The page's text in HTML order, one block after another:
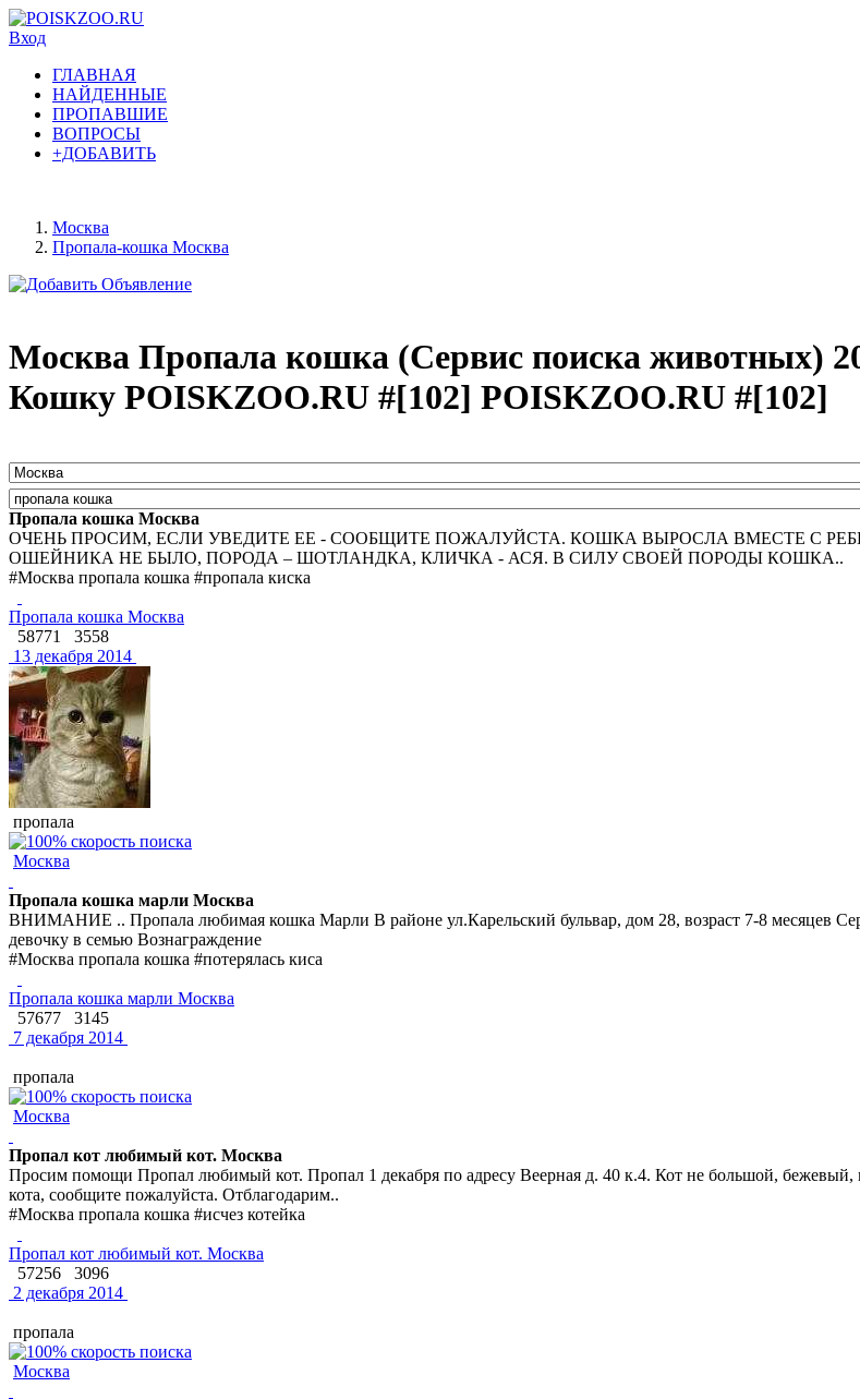
Вход
ГЛАВНАЯ
НАЙДЕННЫЕ
ПРОПАВШИЕ
ВОПРОСЫ
+ДОБАВИТЬ
Москва
Пропала-кошка Москва
Москва Пропала кошка (Сервис поиска животных)
Кошку POISKZOO.RU #[102] POISKZOO.RU #[102]
Пропала кошка Москва
ОЧЕНЬ ПРОСИМ, ЕСЛИ УВЕДИТЕ ЕЕ - СООБЩИТЕ ПОЖАЛУЙСТА. КОШКА ВЫРОСЛА ВМЕСТЕ С
ОШЕЙНИКА НЕ БЫЛО, ПОРОДА – ШОТЛАНДКА, КЛИЧКА - АСЯ. В СИЛУ СВОЕЙ ПОРОДЫ КОШКА..
#Москва пропала кошка #пропала киска
Пропала кошка Москва
58771
3558
13 декабря 2014
пропала
Москва
Пропала кошка марли Москва
ВНИМАНИЕ .. Пропала любимая кошка Марли В районе ул.Карельский бульвар, дом 28, возраст 7-8 месяцев
девочку в семью Вознаграждение
#Москва пропала кошка #потерялась киса
Пропала кошка марли Москва
57677
3145
7 декабря 2014
пропала
Москва
Пропал кот любимый кот. Москва
Просим помощи Пропал любимый кот. Пропал 1 декабря по адресу Веерная д. 40 к.4. Кот не большой,
кота, сообщите пожалуйста. Отблагодарим..
#Москва пропала кошка #исчез котейка
Пропал кот любимый кот. Москва
57256
3096
2 декабря 2014
пропала
Москва